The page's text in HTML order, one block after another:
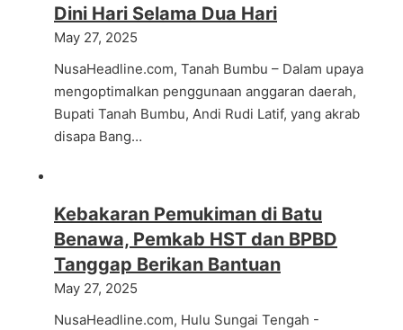
Dini Hari Selama Dua Hari
May 27, 2025
NusaHeadline.com, Tanah Bumbu – Dalam upaya
mengoptimalkan penggunaan anggaran daerah,
Bupati Tanah Bumbu, Andi Rudi Latif, yang akrab
disapa Bang…
Kebakaran Pemukiman di Batu
Benawa, Pemkab HST dan BPBD
Tanggap Berikan Bantuan
May 27, 2025
NusaHeadline.com, Hulu Sungai Tengah -